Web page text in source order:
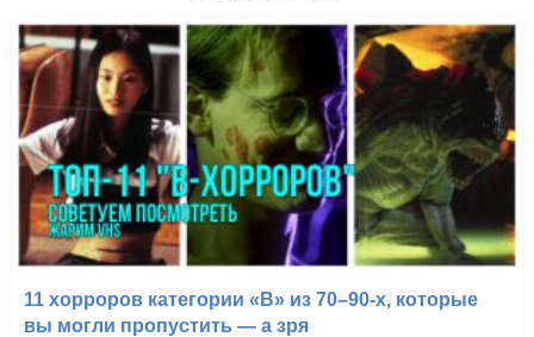
11 хорроров категории «B» из 70–90-х, которые
вы могли пропустить — а зря